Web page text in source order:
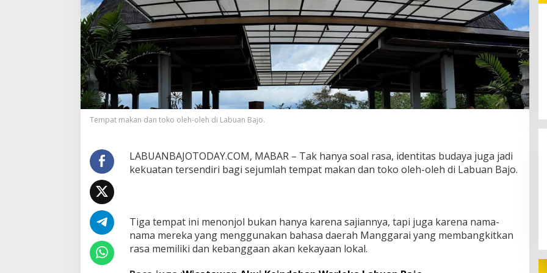
Tempat makan dan toko oleh-oleh di Labuan Bajo.
LABUANBAJOTODAY.COM, MABAR – Tak hanya soal rasa, identitas budaya juga jadi
kekuatan tersendiri bagi sejumlah tempat makan dan toko oleh-oleh di Labuan Bajo.
Tiga tempat ini menonjol bukan hanya karena sajiannya, tapi juga karena nama-
nama mereka yang menggunakan bahasa daerah Manggarai yang membangkitkan
rasa memiliki dan kebanggaan akan kekayaan lokal.
Pinjol Ilegal: Ketika Fintech
Berubah Menjadi Alat Kejahatan